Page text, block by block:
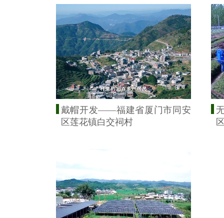
戴帽开发——福建省厦门市同安
区莲花镇白交祠村